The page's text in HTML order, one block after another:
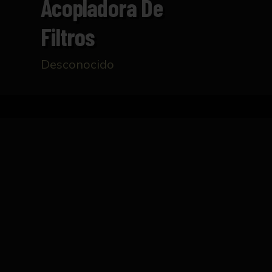
Acopladora De
Filtros
Desconocido